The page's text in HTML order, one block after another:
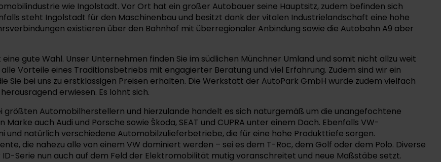
wie Ingolstadt. Vor Ort hat ein großer Autobauer seine Hauptsitz, zudem befinden sich
steht Ingolstadt für den Maschinenbau und besitzt dank der vitalen Industrielandschaft eine hohe
existieren über den Bahnhof mit überregionaler Anbindung sowie die Autobahn A9 aber
gute Wahl. Unser Unternehmen finden Sie im südlichen Münchner Umland und somit nicht allzu weit
Vorteile eines Traditionsbetriebs mit engagierter Beratung und viel Erfahrung. Zudem sind wir ein
Sie bei uns zu erstklassigen Preisen erhalten. Die Werkstatt der AutoPark GmbH wurde zudem vielfach
erwiesen. Es lohnt sich.
Automobilherstellern und hierzulande handelt es sich naturgemäß um die unangefochtene
auch Audi und Porsche sowie Škoda, SEAT und CUPRA unter einem Dach. Ebenfalls VW-
und natürlich verschiedene Automobilzulieferbetriebe, die für eine hohe Produkttiefe sorgen.
die nahezu alle von einem VW dominiert werden – sei es dem T-Roc, dem Golf oder dem Polo. Diverse
Serie nun auch auf dem Feld der Elektromobilität mutig voranschreitet und neue Maßstäbe setzt.